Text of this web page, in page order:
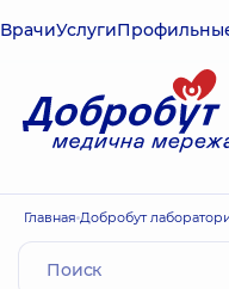
ВрачиУслуги
Главная Добробут